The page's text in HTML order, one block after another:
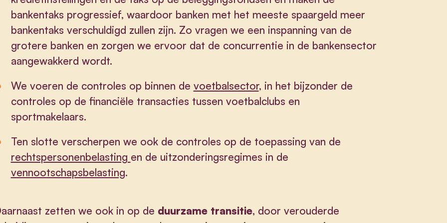
bankentaks progressief, waardoor banken met het meeste spaargeld meer
bankentaks verschuldigd zullen zijn. Zo vragen we een inspanning van de
grotere banken en zorgen we ervoor dat de concurrentie in de bankensector
aangewakkerd wordt.
We voeren de controles op binnen de voetbalsector, in het bijzonder de
controles op de financiële transacties tussen voetbalclubs en
sportmakelaars.
Ten slotte verscherpen we ook de controles op de toepassing van de
rechtspersonenbelasting en de uitzonderingsregimes in de
vennootschapsbelasting.
zetten we ook in op de duurzame transitie, door verouderde